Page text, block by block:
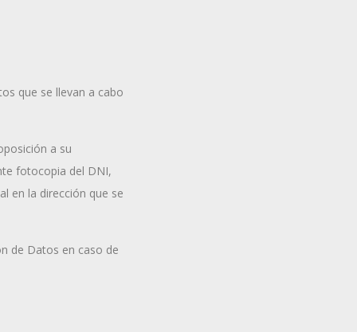
que se llevan a cabo
a su
fotocopia del DNI,
en la dirección que se
de Datos en caso de